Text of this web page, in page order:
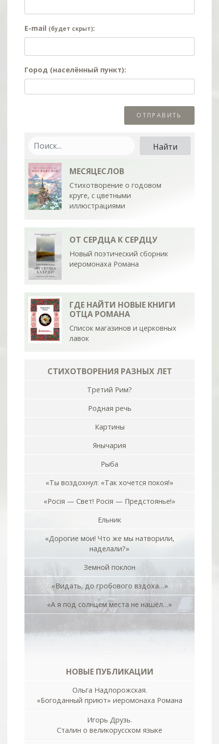
E-mail (будет скрыт):
Город (населённый пункт):
МЕСЯЦЕСЛОВ
Стихотворение о годовом
круге, с цветными
иллюстрациями
ОТ СЕРДЦА К СЕРДЦУ
Новый поэтический сборник
иеромонаха Романа
ГДЕ НАЙТИ НОВЫЕ КНИГИ
ОТЦА РОМАНА
Список магазинов и церковных
лавок
СТИХОТВОРЕНИЯ РАЗНЫХ ЛЕТ
Третий Рим?
Родная речь
Картины
Янычария
Рыба
«Ты воздохнул: «Так хочется покоя!»
«Росiя — Свет! Росiя — Предстоянье!»
Ельник
«Дорогие мои! Что же мы натворили,
наделали?»
Земной поклон
«Видать, до гробового вздоха…»
«А я под солнцем места не нашёл…»
НОВЫЕ ПУБЛИКАЦИИ
Ольга Надпорожская.
«Богоданный приют» иеромонаха Романа
Игорь Друзь.
Сталин о великорусском языке